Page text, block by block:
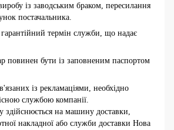
із заводським браком, пересилання
постачальника.
гарантійний термін служби, що надає
повинен бути із заповненим паспортом
із рекламаціями, необхідно
службою компанії.
здійснюється на машину доставки,
накладної або служби доставки Нова